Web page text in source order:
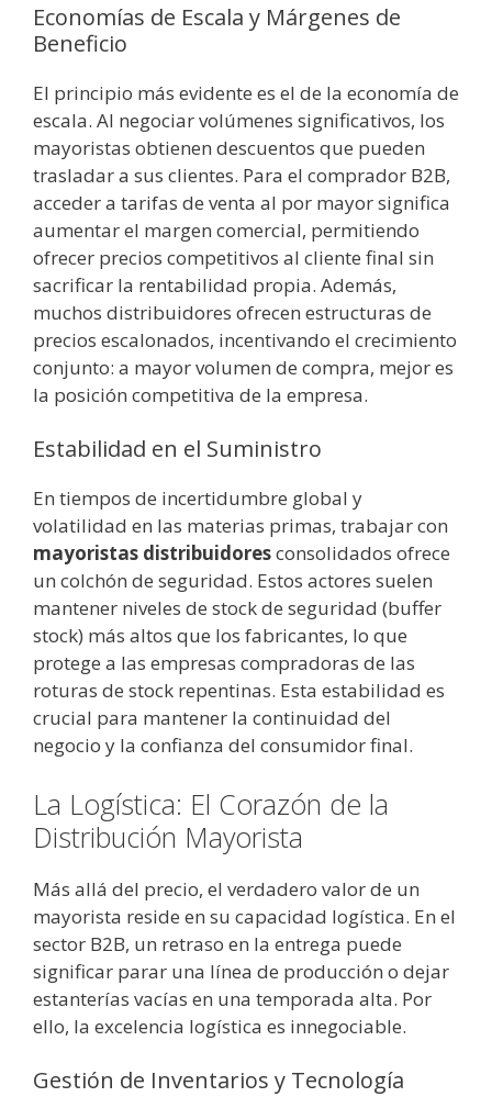
Economías de Escala y Márgenes de
Beneficio
El principio más evidente es el de la economía de
escala. Al negociar volúmenes significativos, los
mayoristas obtienen descuentos que pueden
trasladar a sus clientes. Para el comprador B2B,
acceder a tarifas de venta al por mayor significa
aumentar el margen comercial, permitiendo
ofrecer precios competitivos al cliente final sin
sacrificar la rentabilidad propia. Además,
muchos distribuidores ofrecen estructuras de
precios escalonados, incentivando el crecimiento
conjunto: a mayor volumen de compra, mejor es
la posición competitiva de la empresa.
Estabilidad en el Suministro
En tiempos de incertidumbre global y
volatilidad en las materias primas, trabajar con
mayoristas distribuidoresconsolidados ofrece
un colchón de seguridad. Estos actores suelen
mantener niveles de stock de seguridad (buffer
stock) más altos que los fabricantes, lo que
protege a las empresas compradoras de las
roturas de stock repentinas. Esta estabilidad es
crucial para mantener la continuidad del
negocio y la confianza del consumidor final.
La Logística: El Corazón de la
Distribución Mayorista
Más allá del precio, el verdadero valor de un
mayorista reside en su capacidad logística. En el
sector B2B, un retraso en la entrega puede
significar parar una línea de producción o dejar
estanterías vacías en una temporada alta. Por
ello, la excelencia logística es innegociable.
Gestión de Inventarios y Tecnología